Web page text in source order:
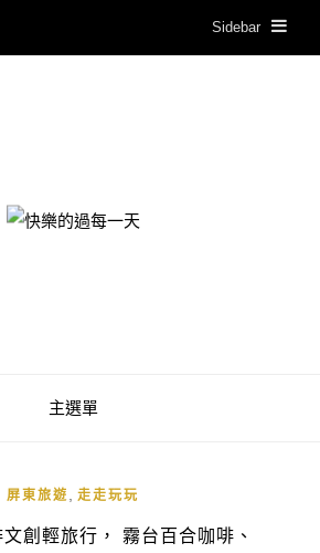
Sidebar
快樂的過每一天
主選單
屏東旅遊 走走玩玩
創輕旅行， 霧台百合咖啡、